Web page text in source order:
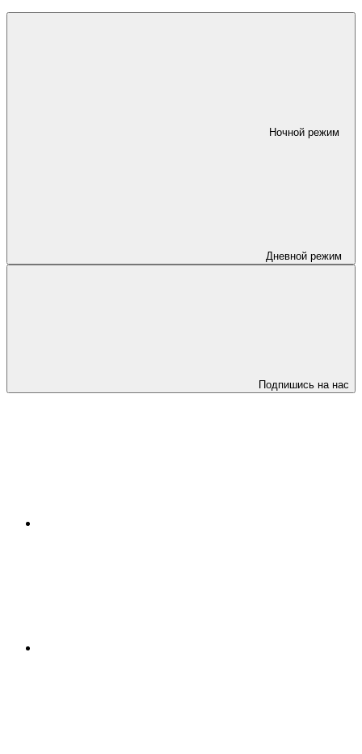
Ночной режим
Дневной режим
Подпишись на нас